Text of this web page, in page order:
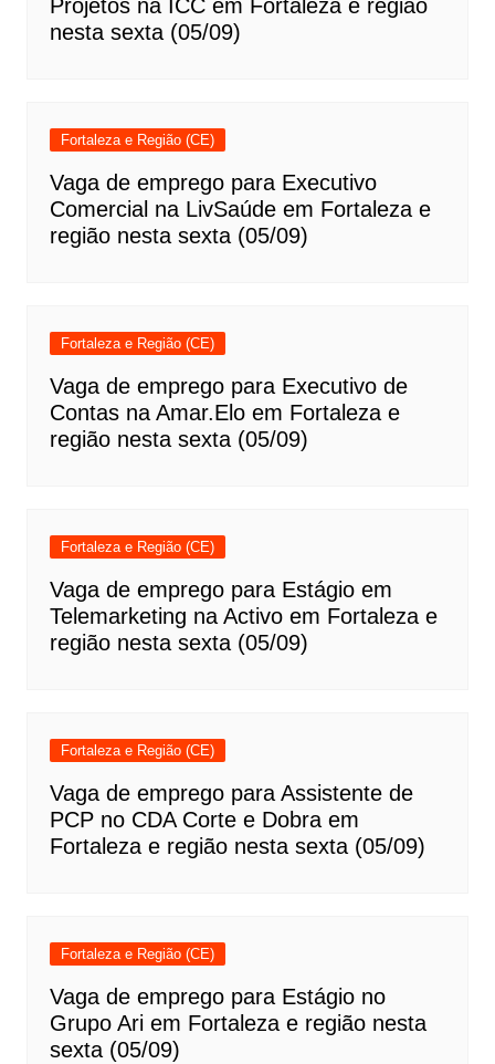
Projetos na ICC em Fortaleza e região
nesta sexta (05/09)
Fortaleza e Região (CE)
Vaga de emprego para Executivo
Comercial na LivSaúde em Fortaleza e
região nesta sexta (05/09)
Fortaleza e Região (CE)
Vaga de emprego para Executivo de
Contas na Amar.Elo em Fortaleza e
região nesta sexta (05/09)
Fortaleza e Região (CE)
Vaga de emprego para Estágio em
Telemarketing na Activo em Fortaleza e
região nesta sexta (05/09)
Fortaleza e Região (CE)
Vaga de emprego para Assistente de
PCP no CDA Corte e Dobra em
Fortaleza e região nesta sexta (05/09)
Fortaleza e Região (CE)
Vaga de emprego para Estágio no
Grupo Ari em Fortaleza e região nesta
sexta (05/09)